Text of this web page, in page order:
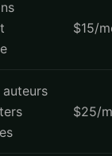
$15/
auteurs
$25/